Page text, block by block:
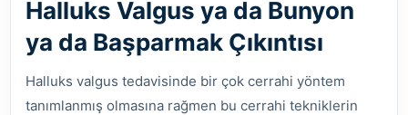
Halluks Valgus ya da Bunyon
ya da Başparmak Çıkıntısı
Halluks valgus tedavisinde bir çok cerrahi yöntem
tanımlanmış olmasına rağmen bu cerrahi tekniklerin